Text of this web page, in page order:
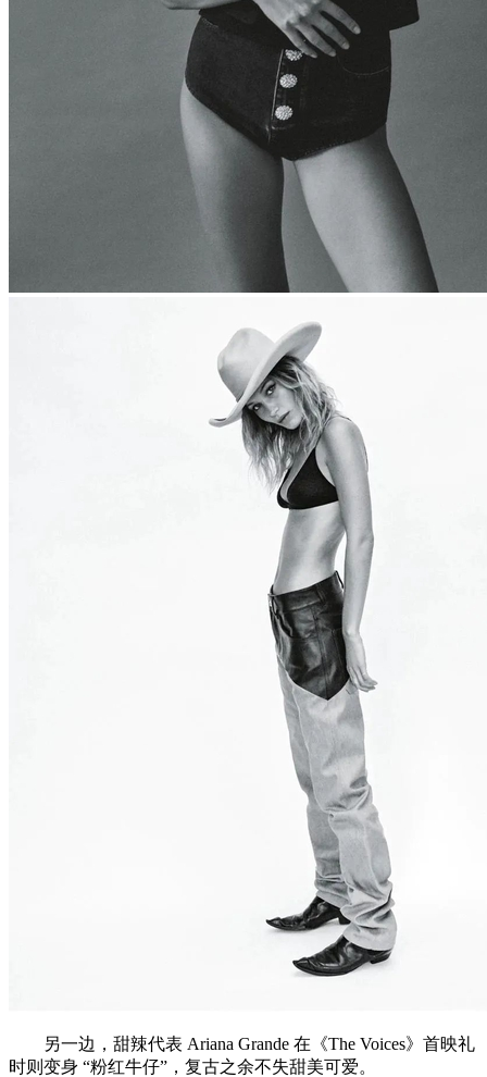
另一边，甜辣代表 Ariana Grande 在《The Voices》首映礼
时则变身 “粉红牛仔”，复古之余不失甜美可爱。